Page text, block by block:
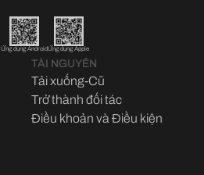
Ứng dụng AndroidỨng dụng Apple
TÀI NGUYÊN
Tải xuống-Cũ
Trở thành đối tác
Điều khoản và Điều kiện